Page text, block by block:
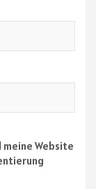
meine Website